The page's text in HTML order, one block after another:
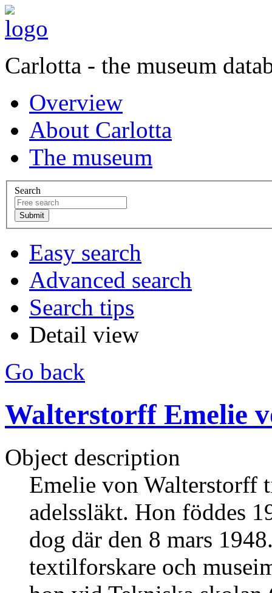
Carlotta - the museum
Overview
About Carlotta
The museum
Search
Easy search
Advanced search
Search tips
Detail view
Go back
Walterstorff Emelie
Object description
Emelie von Walterstorff
adelssläkt. Hon föddes
dog där den 8 mars
textilforskare och